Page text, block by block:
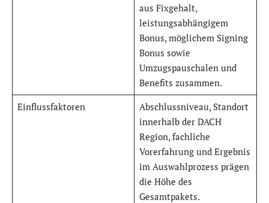
aus Fixgehalt,
leistungsabhängigem
Bonus, möglichem Signing
Bonus sowie
Umzugspauschalen und
Benefits zusammen.
Einflussfaktoren
Abschlussniveau, Standort
innerhalb der DACH
Region, fachliche
Vorerfahrung und Ergebnis
im Auswahlprozess prägen
die Höhe des
Gesamtpakets.